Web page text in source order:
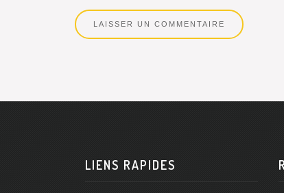
LIENS RAPIDES